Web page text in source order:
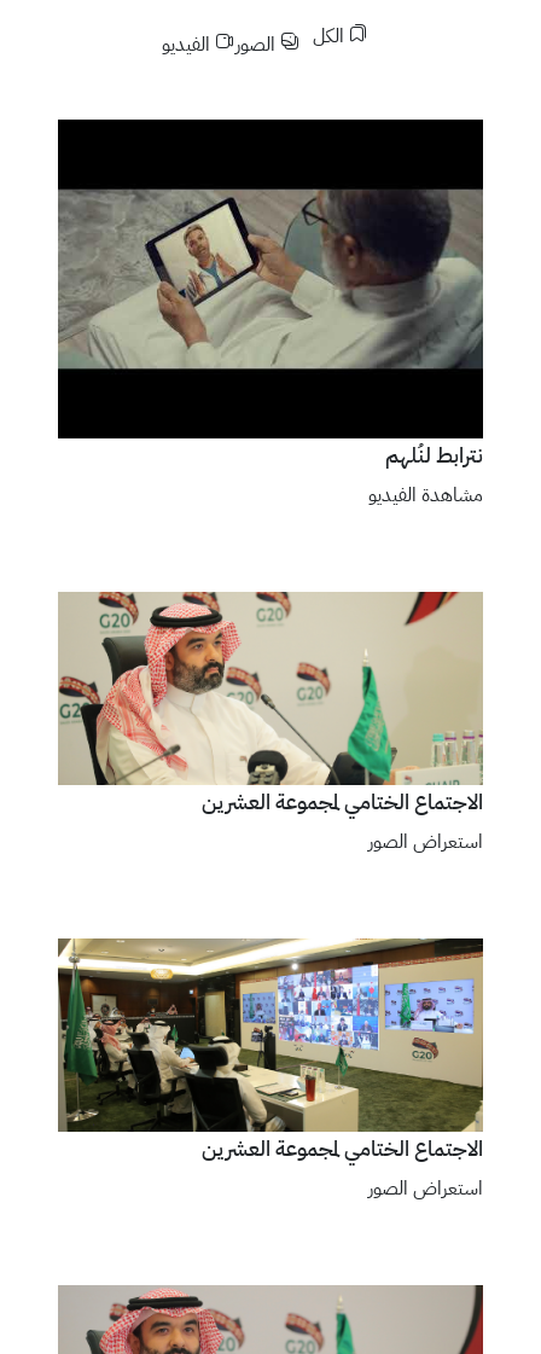
الكل الصور الفيديو
نترابط لنُلهم
مشاهدة الفيديو
الاجتماع الختامي لمجموعة العشرين
استعراض الصور
الاجتماع الختامي لمجموعة العشرين
استعراض الصور